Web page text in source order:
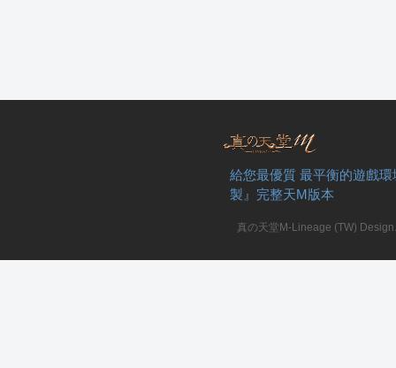
給您最優質 最平衡的遊戲
製』完整天M版本
真の天堂M-Lineage (TW)